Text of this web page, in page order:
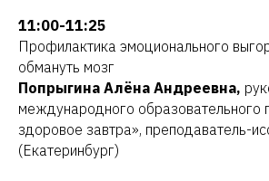
11:00-11:25
Профилактика эмоционального
обмануть мозг
Попрыгина Алёна Андреевна,
международного образовательного
здоровое завтра», преподаватель-
(Екатеринбург)